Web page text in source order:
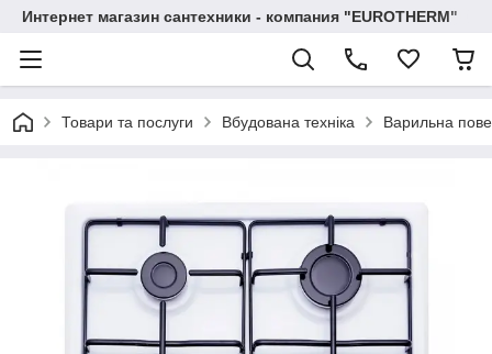
Интернет магазин сантехники - компания "EUROTHERM"
Товари та послуги Вбудована техніка Варильна